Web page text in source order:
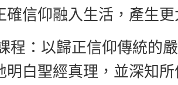
確信仰融入生活，產生
程：以歸正信仰傳統的
明白聖經真理，並深知